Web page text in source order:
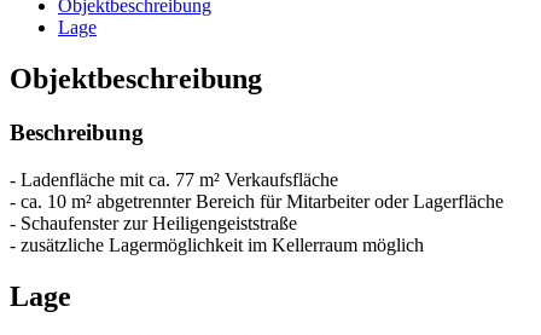
Objekt­beschreibung
Lage
Objekt­beschreibung
Beschreibung
- Ladenfläche mit ca. 77 m² Verkaufsfläche
- ca. 10 m² abgetrennter Bereich für Mitarbeiter oder Lagerfläche
- Schaufenster zur Heiligengeiststraße
- zusätzliche Lagermöglichkeit im Kellerraum möglich
Lage